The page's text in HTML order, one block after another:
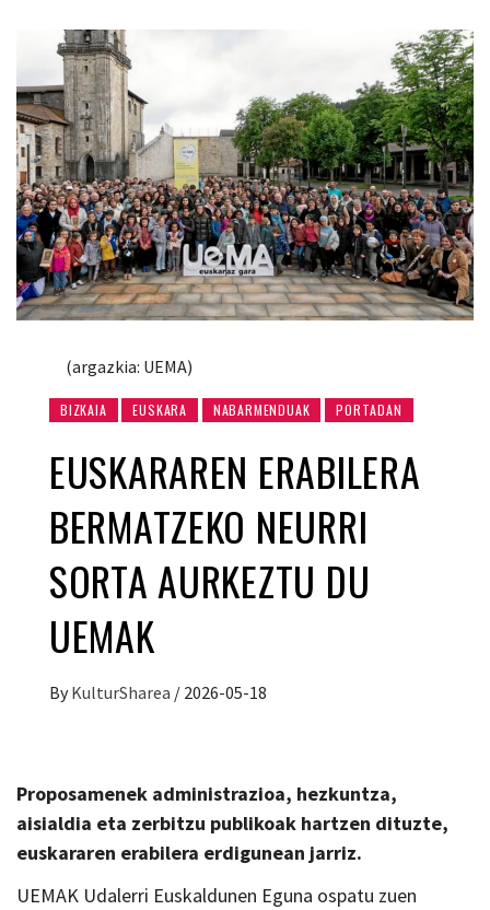
(argazkia: UEMA)
BIZKAIA EUSKARA NABARMENDUAK PORTADAN
EUSKARAREN ERABILERA
BERMATZEKO NEURRI
SORTA AURKEZTU DU
UEMAK
By KulturSharea / 2026-05-18
Proposamenek administrazioa, hezkuntza,
aisialdia eta zerbitzu publikoak hartzen dituzte,
euskararen erabilera erdigunean jarriz.
UEMAK Udalerri Euskaldunen Eguna ospatu zuen